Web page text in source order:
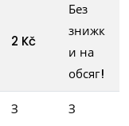
2 Kč
Без
знижк
и на
обсяг!
З
З